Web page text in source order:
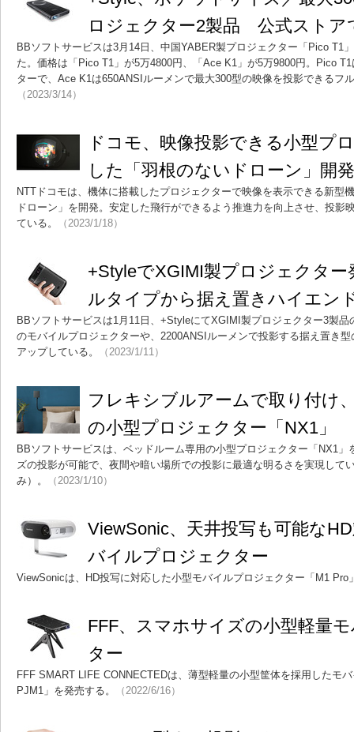
ロジェクター2製品 公式ストア
BBソフトサービスは3月14日、中国YABER製プロジェクター「Pico T1
た。価格は「Pico T1」が5万4800円、「Ace K1」が5万9800円。Pico
ターで、Ace K1は650ANSIルーメンで最大300型の映像を投影できるフ
（2023/3/14）
ドコモ、映像投影できる小型プ
した「羽根のないドローン」開発
NTTドコモは、機体に搭載したプロジェクターで映像を表示できる新型
ドローン」を開発。安定した飛行ができるよう推進力を向上させ、投影
ている。
（2023/1/18）
+StyleでXGIMI製プロジェクタ
ルタイプから据え置きハイエン
BBソフトサービスは1月11日、+StyleにてXGIMI製プロジェクター3製
のモバイルプロジェクターや、2200ANSIルーメンで投影する据え置き
アップしている。
（2023/1/11）
フレキシブルアームで取り付け
の小型プロジェクター「NX1」
BBソフトサービスは、ベッドルーム専用の小型プロジェクター「NX1
ズの投影が可能で、夜間や暗い場所での投影に最適な明るさを実現して
み）。
（2023/1/10）
ViewSonic、天井投写も可能な
バイルプロジェクター
ViewSonicは、HD投写に対応した小型モバイルプロジェクター「M1 Pro
FFF、スマホサイズの小型軽量
ター
FFF SMART LIFE CONNECTEDは、薄型軽量の小型筐体を採用したモ
PJM1」を発売する。
（2022/6/16）